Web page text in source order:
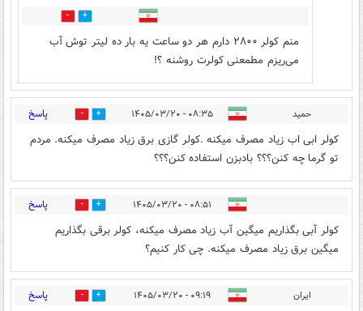
0
منم کولر ۲۸۰۰ دارم هر دو ساعت یه بار ده لیتر توش آب
می‌ریزم مطمعنی کولرت روشنه ؟!
حمید ۰۸:۳۵ - ۱۴۰۵/۰۳/۲۰ 4 پاسخ
کولر ابی اب زیاد مصرف میکنه .کولر گازی برق زیاد مصرف میکنه. مردم
تو گرما چه کنن؟؟؟ بادبزن استفاده کنن؟؟؟
۰۸:۵۱ - ۱۴۰۵/۰۳/۲۰ 3 پاسخ
کولر آبی بگذاریم میگین آب زیاد مصرف میکنه، کولر برقی بگذاریم
میگین برق زیاد مصرف میکنه. چی کار کنیم؟
ایران ۰۹:۱۹ - ۱۴۰۵/۰۳/۲۰ 3 پاسخ